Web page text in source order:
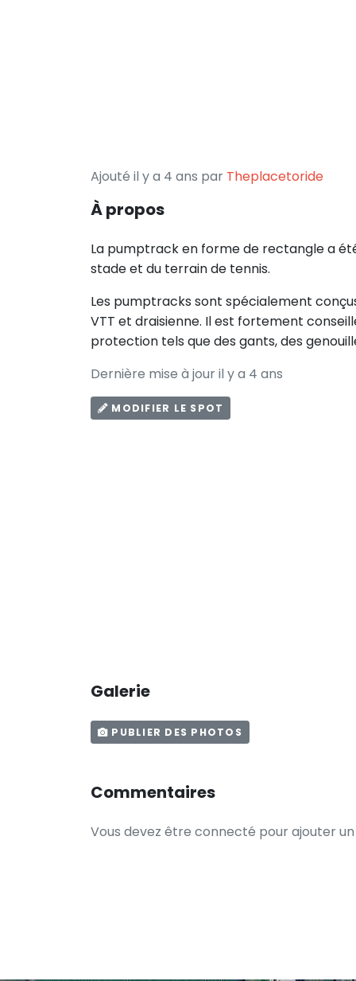
Ajouté il y a 4 ans par Theplacetoride
À propos
La pumptrack en forme de rectangle a
stade et du terrain de tennis.
Les pumptracks sont spécialement
VTT et draisienne. Il est fortement
protection tels que des gants, des
Dernière mise à jour il y a 4 ans
MODIFIER LE SPOT
Galerie
PUBLIER DES PHOTOS
Commentaires
Vous devez être connecté pour ajouter